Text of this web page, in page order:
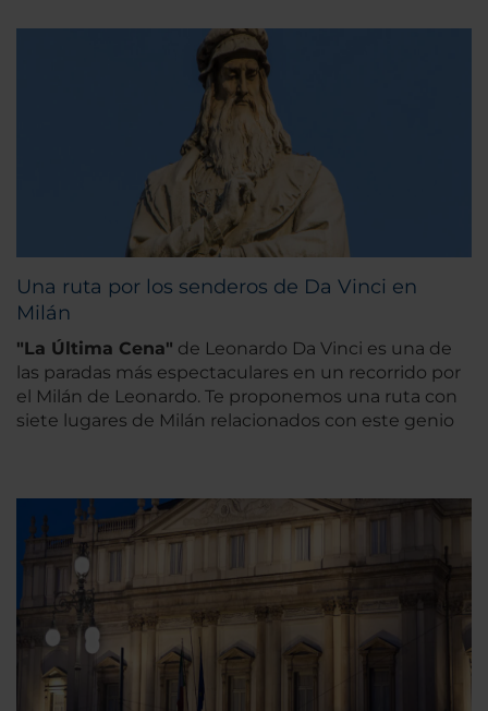
Una ruta por los senderos de Da Vinci en
Milán
"La Última Cena" de Leonardo Da Vinci es una de
las paradas más espectaculares en un recorrido por
el Milán de Leonardo. Te proponemos una ruta con
siete lugares de Milán relacionados con este genio